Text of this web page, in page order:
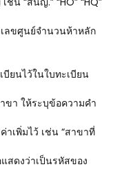
ลขศูนย์จำนวนห้าหลัก
ยนไว้ในใบทะเบียน
ขา ให้ระบุข้อความคำ
เพิ่มไว้ เช่น “สาขาที่
สดงว่าเป็นรหัสของ